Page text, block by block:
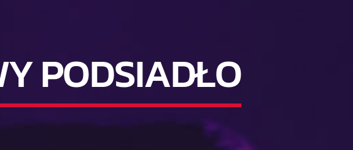
PODSIADŁO